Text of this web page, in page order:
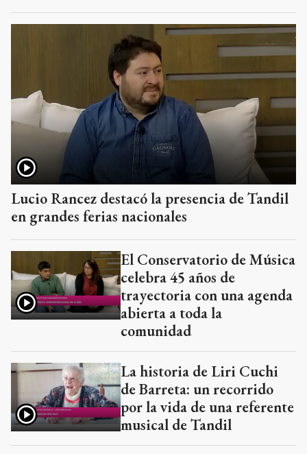
Lucio Rancez destacó la presencia de Tandil
en grandes ferias nacionales
El Conservatorio de Música
celebra 45 años de
trayectoria con una agenda
abierta a toda la
comunidad
La historia de Liri Cuchi
de Barreta: un recorrido
por la vida de una referente
musical de Tandil